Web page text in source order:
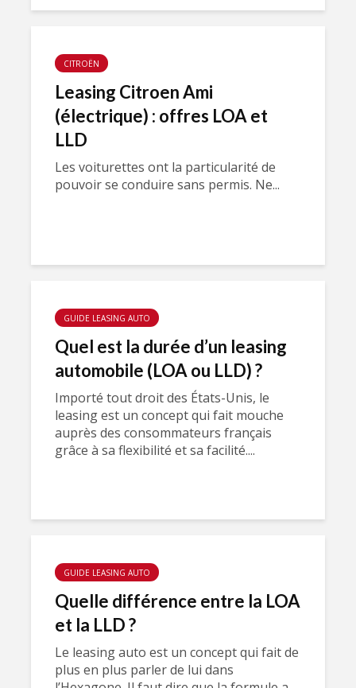
CITROËN
Leasing Citroen Ami
(électrique) : offres LOA et
LLD
Les voiturettes ont la particularité de
pouvoir se conduire sans permis. Ne...
GUIDE LEASING AUTO
Quel est la durée d’un leasing
automobile (LOA ou LLD) ?
Importé tout droit des États-Unis, le
leasing est un concept qui fait mouche
auprès des consommateurs français
grâce à sa flexibilité et sa facilité....
GUIDE LEASING AUTO
Quelle différence entre la LOA
et la LLD ?
Le leasing auto est un concept qui fait de
plus en plus parler de lui dans